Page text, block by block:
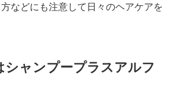
などにも注意して日々のヘアケアを
シャンプープラスアルフ